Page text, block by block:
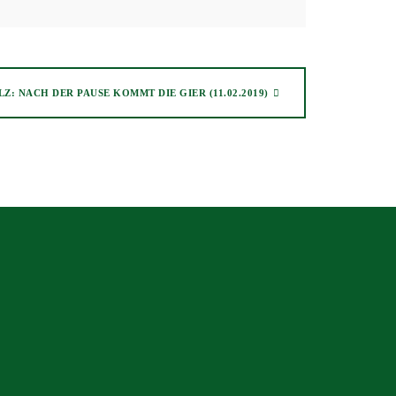
NACH DER PAUSE KOMMT DIE GIER (11.02.2019)